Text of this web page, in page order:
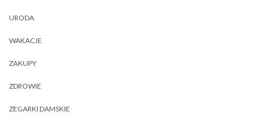
URODA
WAKACJE
ZAKUPY
ZDROWIE
ZEGARKI DAMSKIE